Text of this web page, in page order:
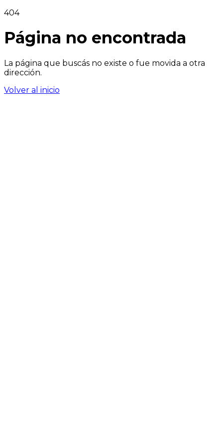
404
Página no encontrada
La página que buscás no existe o fue movida a otra
dirección.
Volver al inicio